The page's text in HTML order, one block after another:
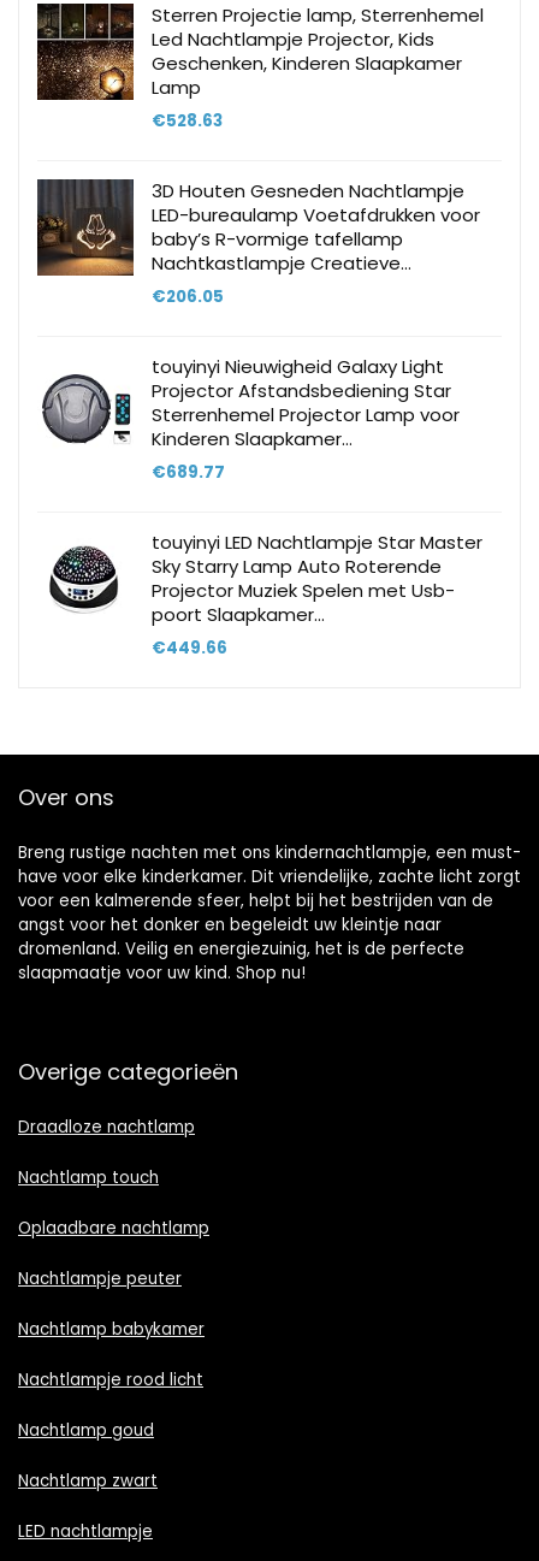
Sterren Projectie lamp, Sterrenhemel
Led Nachtlampje Projector, Kids
Geschenken, Kinderen Slaapkamer
Lamp
€528.63
3D Houten Gesneden Nachtlampje
LED-bureaulamp Voetafdrukken voor
baby’s R-vormige tafellamp
Nachtkastlampje Creatieve…
€206.05
touyinyi Nieuwigheid Galaxy Light
Projector Afstandsbediening Star
Sterrenhemel Projector Lamp voor
Kinderen Slaapkamer…
€689.77
touyinyi LED Nachtlampje Star Master
Sky Starry Lamp Auto Roterende
Projector Muziek Spelen met Usb-
poort Slaapkamer…
€449.66
Over ons
Breng rustige nachten met ons kindernachtlampje, een must-
have voor elke kinderkamer. Dit vriendelijke, zachte licht zorgt
voor een kalmerende sfeer, helpt bij het bestrijden van de
angst voor het donker en begeleidt uw kleintje naar
dromenland. Veilig en energiezuinig, het is de perfecte
slaapmaatje voor uw kind. Shop nu!
Overige categorieën
Draadloze nachtlamp
Nachtlamp touch
Oplaadbare nachtlamp
Nachtlampje peuter
Nachtlamp babykamer
Nachtlampje rood licht
Nachtlamp goud
Nachtlamp zwart
LED nachtlampje